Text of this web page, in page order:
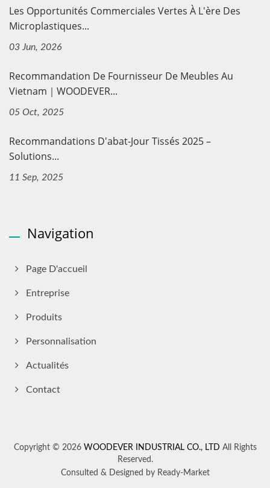
Les Opportunités Commerciales Vertes À L'ère Des
Microplastiques...
03 Jun, 2026
Recommandation De Fournisseur De Meubles Au
Vietnam｜WOODEVER...
05 Oct, 2025
Recommandations D'abat-Jour Tissés 2025 –
Solutions...
11 Sep, 2025
Navigation
Page D'accueil
Entreprise
Produits
Personnalisation
Actualités
Contact
Copyright © 2026 WOODEVER INDUSTRIAL CO., LTD All Rights
Reserved.
Consulted & Designed by Ready-Market